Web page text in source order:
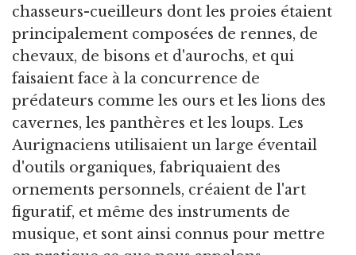
chasseurs-cueilleurs dont les proies étaient
principalement composées de rennes, de
chevaux, de bisons et d'aurochs, et qui
faisaient face à la concurrence de
prédateurs comme les ours et les lions des
cavernes, les panthères et les loups. Les
Aurignaciens utilisaient un large éventail
d'outils organiques, fabriquaient des
ornements personnels, créaient de l'art
figuratif, et même des instruments de
musique, et sont ainsi connus pour mettre